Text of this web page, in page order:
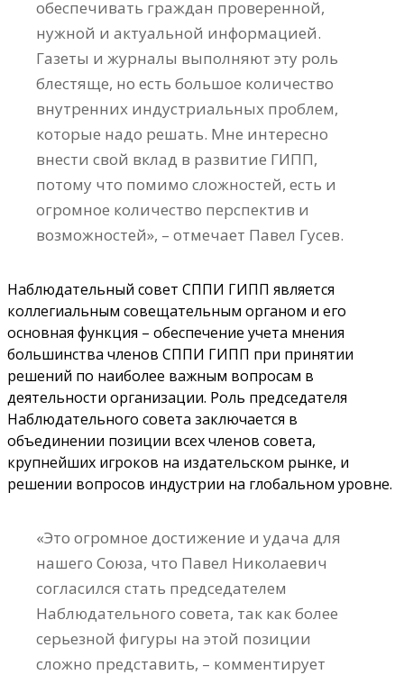
обеспечивать граждан проверенной,
нужной и актуальной информацией.
Газеты и журналы выполняют эту роль
блестяще, но есть большое количество
внутренних индустриальных проблем,
которые надо решать. Мне интересно
внести свой вклад в развитие ГИПП,
потому что помимо сложностей, есть и
огромное количество перспектив и
возможностей», – отмечает Павел Гусев.
Наблюдательный совет СППИ ГИПП является
коллегиальным совещательным органом и его
основная функция – обеспечение учета мнения
большинства членов СППИ ГИПП при принятии
решений по наиболее важным вопросам в
деятельности организации. Роль председателя
Наблюдательного совета заключается в
объединении позиции всех членов совета,
крупнейших игроков на издательском рынке, и
решении вопросов индустрии на глобальном уровне.
«Это огромное достижение и удача для
нашего Союза, что Павел Николаевич
согласился стать председателем
Наблюдательного совета, так как более
серьезной фигуры на этой позиции
сложно представить, – комментирует